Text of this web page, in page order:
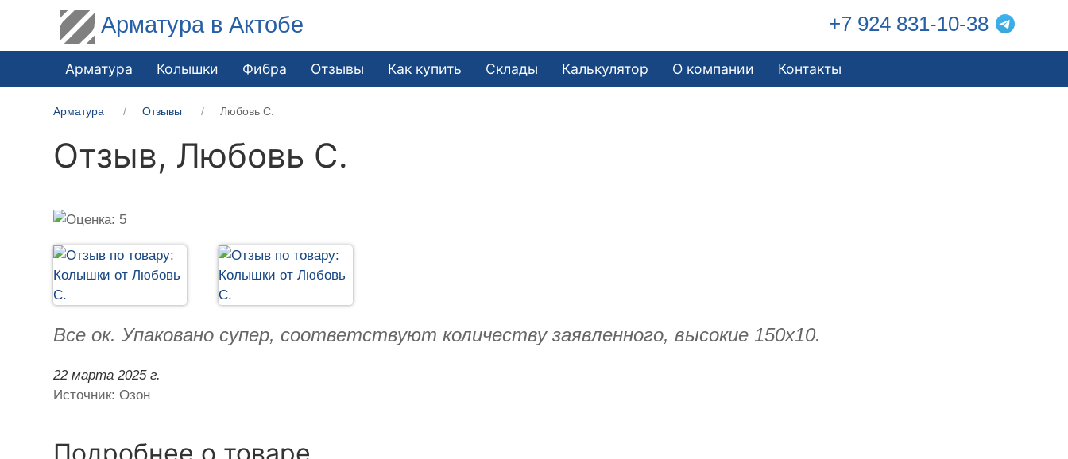
Арматура в Актобе +7 924 831-10-38
Арматура Колышки Фибра Отзывы Как купить Склады Калькулятор О компании Контакты
Арматура Отзывы Любовь С.
Отзыв, Любовь С.
Все ок. Упаковано супер, соответствуют количеству заявленного, высокие 150х10.
22 марта 2025 г.
Источник: Озон